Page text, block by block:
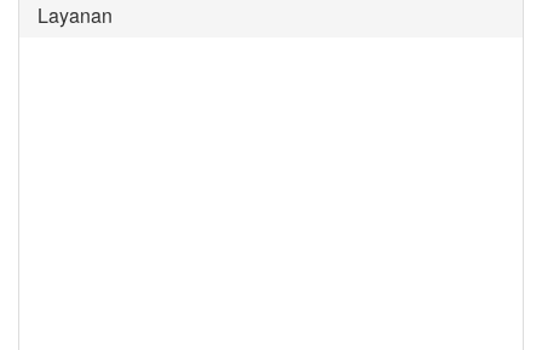
Layanan